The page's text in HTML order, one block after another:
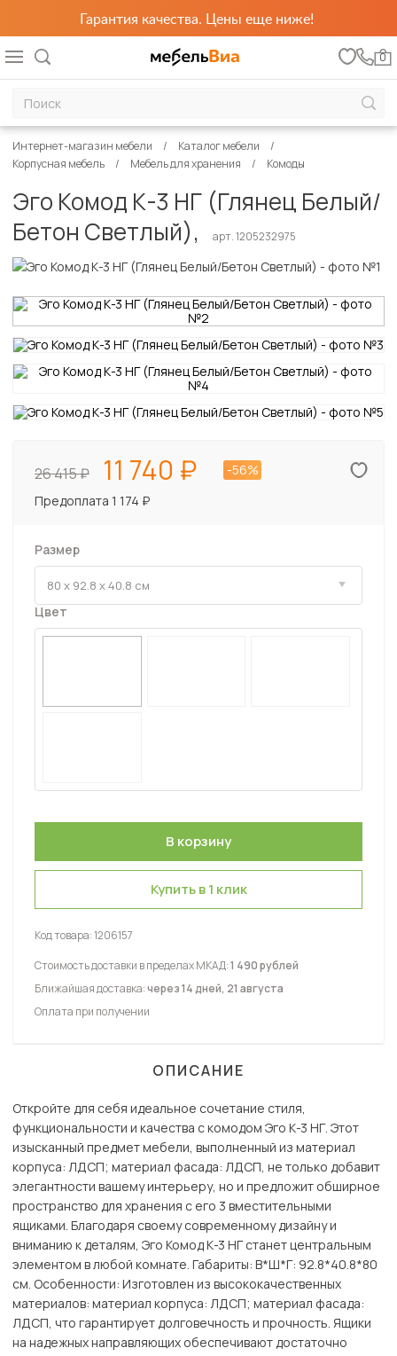
Гарантия качества. Цены еще ниже!
0
Интернет-магазин мебели
Каталог мебели
Корпусная мебель
Мебель для хранения Комоды
Эго Комод К-3 НГ (Глянец Белый/
Бетон Светлый),
арт. 1205232975
26 415 11 740
-56%
Предоплата 1 174 ₽
Размер
Цвет
Купить в 1 клик
Код товара:1206157
Стоимость доставки в пределах МКАД:1 490 рублей
Ближайшая доставка:через 14 дней, 21 августа
Оплата при получении
ОПИСАНИЕ
Откройте для себя идеальное сочетание стиля,
функциональности и качества с комодом Эго К-3 НГ. Этот
изысканный предмет мебели, выполненный из материал
корпуса: ЛДСП; материал фасада: ЛДСП, не только добавит
элегантности вашему интерьеру, но и предложит обширное
пространство для хранения с его 3 вместительными
ящиками. Благодаря своему современному дизайну и
вниманию к деталям, Эго Комод К-3 НГ станет центральным
элементом в любой комнате. Габариты: В*Ш*Г: 92.8*40.8*80
см. Особенности: Изготовлен из высококачественных
материалов: материал корпуса: ЛДСП; материал фасада:
ЛДСП, что гарантирует долговечность и прочность. Ящики
на надежных направляющих обеспечивают достаточно